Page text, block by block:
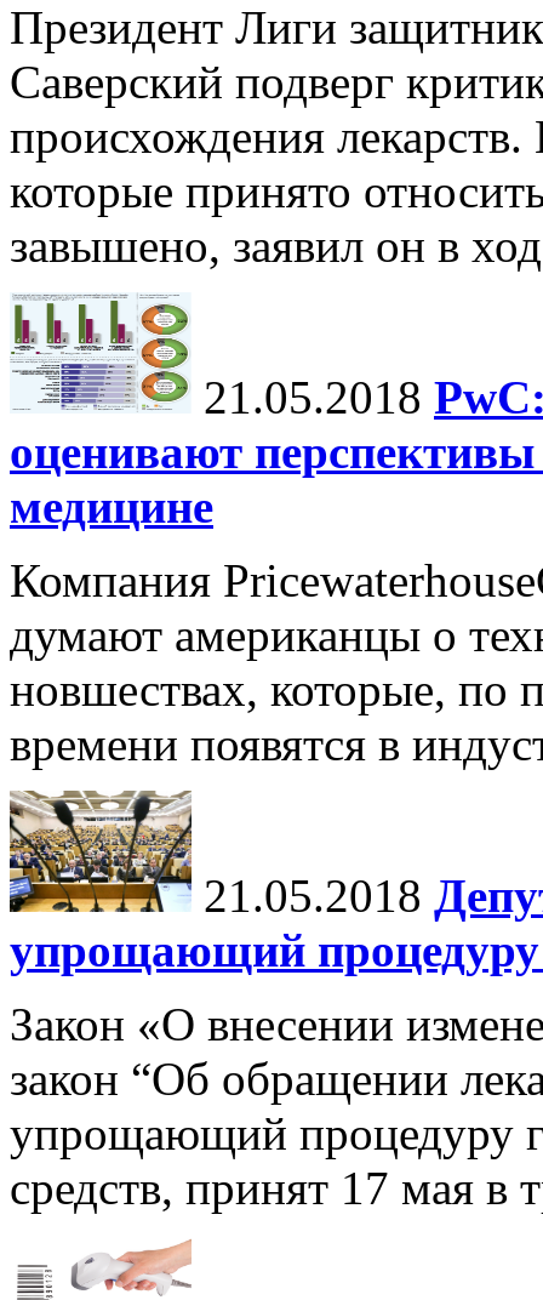
Президент Лиги
Саверский подверг
происхождения лекарств.
которые принято
завышено, заявил он в
21.05.2018
оценивают
медицине
Компания
думают американцы о
новшествах, которые, по
времени появятся в
21.05.2018
упрощающий процедуру
Закон «О внесении
закон “Об обращении
упрощающий процедуру
средств, принят 17 мая в